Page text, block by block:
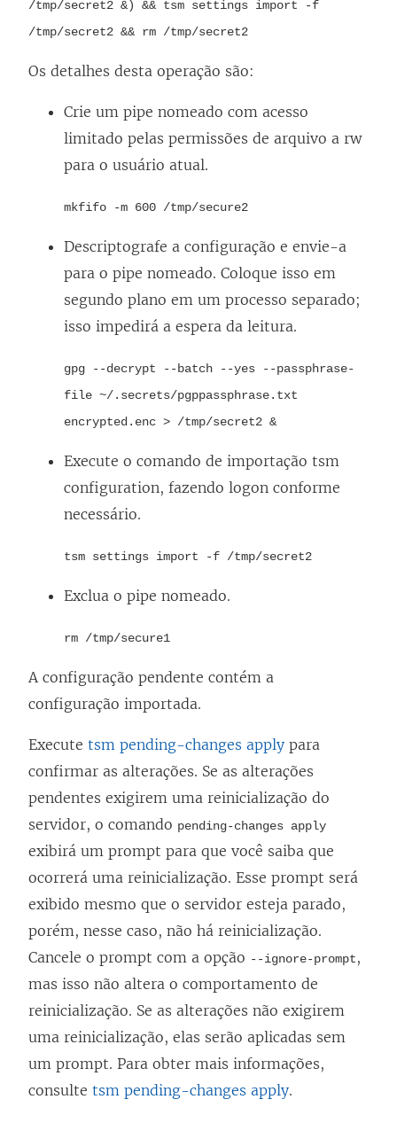
/tmp/secret2 &) && tsm settings import -f
/tmp/secret2 && rm /tmp/secret2
Os detalhes desta operação são:
Crie um pipe nomeado com acesso
limitado pelas permissões de arquivo a rw
para o usuário atual.
mkfifo -m 600 /tmp/secure2
Descriptografe a configuração e envie-a
para o pipe nomeado. Coloque isso em
segundo plano em um processo separado;
isso impedirá a espera da leitura.
gpg --decrypt --batch --yes --passphrase-
file ~/.secrets/pgppassphrase.txt
encrypted.enc > /tmp/secret2 &
Execute o comando de importação tsm
configuration, fazendo logon conforme
necessário.
tsm settings import -f /tmp/secret2
Exclua o pipe nomeado.
rm /tmp/secure1
A configuração pendente contém a
configuração importada.
Execute tsm pending-changes apply para
confirmar as alterações. Se as alterações
pendentes exigirem uma reinicialização do
servidor, o comando pending-changes apply
exibirá um prompt para que você saiba que
ocorrerá uma reinicialização. Esse prompt será
exibido mesmo que o servidor esteja parado,
porém, nesse caso, não há reinicialização.
Cancele o prompt com a opção --ignore-prompt,
mas isso não altera o comportamento de
reinicialização. Se as alterações não exigirem
uma reinicialização, elas serão aplicadas sem
um prompt. Para obter mais informações,
consulte tsm pending-changes apply.